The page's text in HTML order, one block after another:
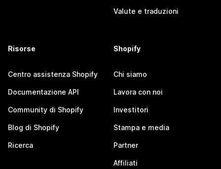
Valute e traduzioni
Risorse
Centro assistenza Shopify
Documentazione API
Community di Shopify
Blog di Shopify
Ricerca
Shopify
Chi siamo
Lavora con noi
Investitori
Stampa e media
Partner
Affiliati